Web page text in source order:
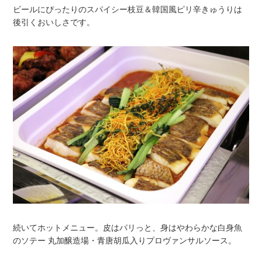
ビールにぴったりのスパイシー枝豆＆韓国風ピリ辛きゅうりは
後引くおいしさです。
続いてホットメニュー。皮はパリっと、身はやわらかな白身魚
のソテー 丸加醸造場・青唐胡瓜入りプロヴァンサルソース。